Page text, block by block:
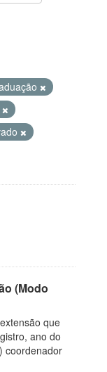
(Modo
que
ano do
coordenador